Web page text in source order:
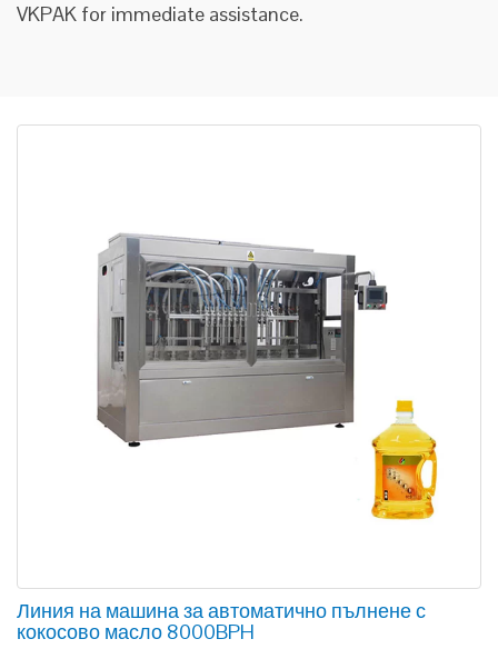
VKPAK for immediate assistance.
Линия на машина за автоматично пълнене с
кокосово масло 8000BPH